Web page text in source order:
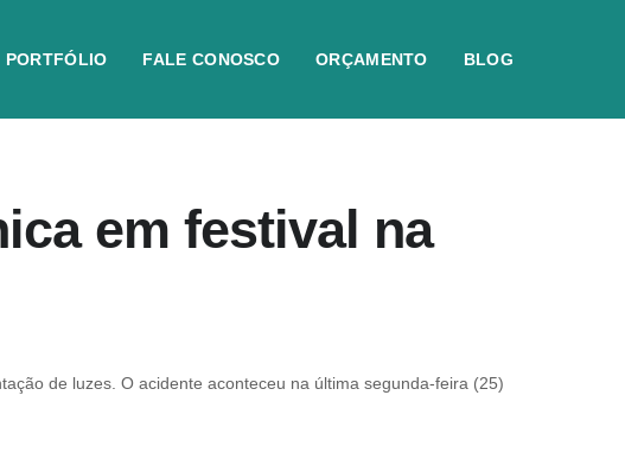
PORTFÓLIO FALE CONOSCO ORÇAMENTO BLOG
em festival na
de luzes. O acidente aconteceu na última segunda-feira (25)